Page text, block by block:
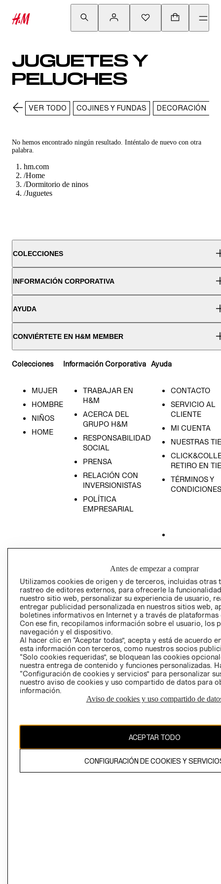
JUGUETES Y
PELUCHES
VER TODO COJINES Y FUNDAS DECORACIÓN
No hemos encontrado ningún resultado. Inténtalo de nuevo con otra
palabra.
hm.com
/Home
/Dormitorio de ninos
/Juguetes
COLECCIONES
INFORMACIÓN CORPORATIVA
AYUDA
CONVIÉRTETE EN H&M MEMBER
Colecciones
MUJER
HOMBRE
NIÑOS
HOME
Información Corporativa
TRABAJAR EN
H&M
ACERCA DEL
GRUPO H&M
RESPONSABILIDAD
SOCIAL
PRENSA
RELACIÓN CON
INVERSIONISTAS
POLÍTICA
EMPRESARIAL
Ayuda
CONTACTO
SERVICIO AL
CLIENTE
MI CUENTA
NUESTRAS
RETIRO EN
TÉRMINOS Y
CONDICIONES
PRIVACIDAD
GIFT CARD
AVISO DE
Perú (S/)
CAMBIAR REGIÓN
El contenido de esta página web está protegido por copyright y es
Antes de empezar a comprar
Utilizamos cookies de origen y de terceros, incluidas otras
rastreo de editores externos, para ofrecerle la
nuestro sitio web, personalizar su experiencia de usuario,
entregar publicidad personalizada en nuestros sitios web,
boletines informativos en Internet y a través de plataformas
Con ese fin, recopilamos información sobre el usuario, los
navegación y el dispositivo.
Al hacer clic en “Aceptar todas”, acepta y está de acuerdo
esta información con terceros, como nuestros socios
“Solo cookies requeridas”, se bloquean las cookies
nuestra entrega de contenido y funciones personalizadas.
“Configuración de cookies y servicios” para personalizar
nuestro aviso de cookies y uso compartido de datos para
información.
Aviso de cookies y uso compartido de
ACEPTAR TODO
CONFIGURACIÓN DE COOKIES Y